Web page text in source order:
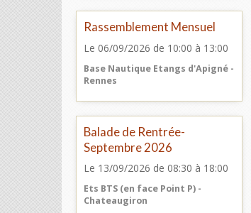
Rassemblement Mensuel
Le 06/09/2026 de 10:00 à 13:00
Base Nautique Etangs d'Apigné -
Rennes
Balade de Rentrée-
Septembre 2026
Le 13/09/2026 de 08:30 à 18:00
Ets BTS (en face Point P) -
Chateaugiron